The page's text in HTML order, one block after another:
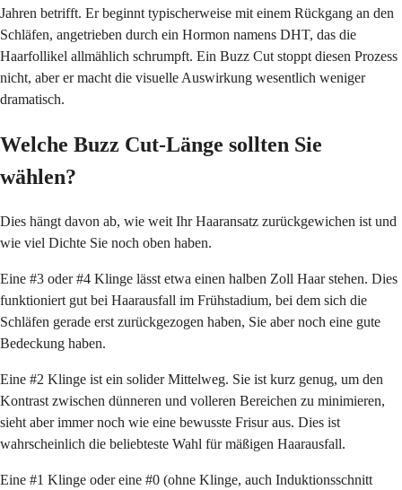
Jahren betrifft. Er beginnt typischerweise mit einem Rückgang an den
Schläfen, angetrieben durch ein Hormon namens DHT, das die
Haarfollikel allmählich schrumpft. Ein Buzz Cut stoppt diesen Prozess
nicht, aber er macht die visuelle Auswirkung wesentlich weniger
dramatisch.
Welche Buzz Cut-Länge sollten Sie
wählen?
Dies hängt davon ab, wie weit Ihr Haaransatz zurückgewichen ist und
wie viel Dichte Sie noch oben haben.
Eine #3 oder #4 Klinge lässt etwa einen halben Zoll Haar stehen. Dies
funktioniert gut bei Haarausfall im Frühstadium, bei dem sich die
Schläfen gerade erst zurückgezogen haben, Sie aber noch eine gute
Bedeckung haben.
Eine #2 Klinge ist ein solider Mittelweg. Sie ist kurz genug, um den
Kontrast zwischen dünneren und volleren Bereichen zu minimieren,
sieht aber immer noch wie eine bewusste Frisur aus. Dies ist
wahrscheinlich die beliebteste Wahl für mäßigen Haarausfall.
Eine #1 Klinge oder eine #0 (ohne Klinge, auch Induktionsschnitt